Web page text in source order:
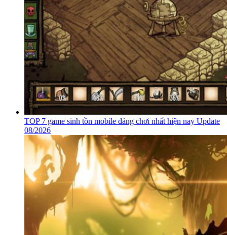
TOP 7 game sinh tồn mobile đáng chơi nhất hiện nay Update
08/2026